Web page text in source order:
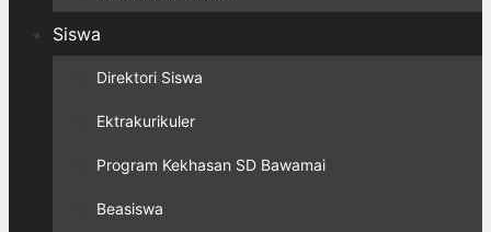
Siswa
Direktori Siswa
Ektrakurikuler
Program Kekhasan SD Bawamai
Beasiswa